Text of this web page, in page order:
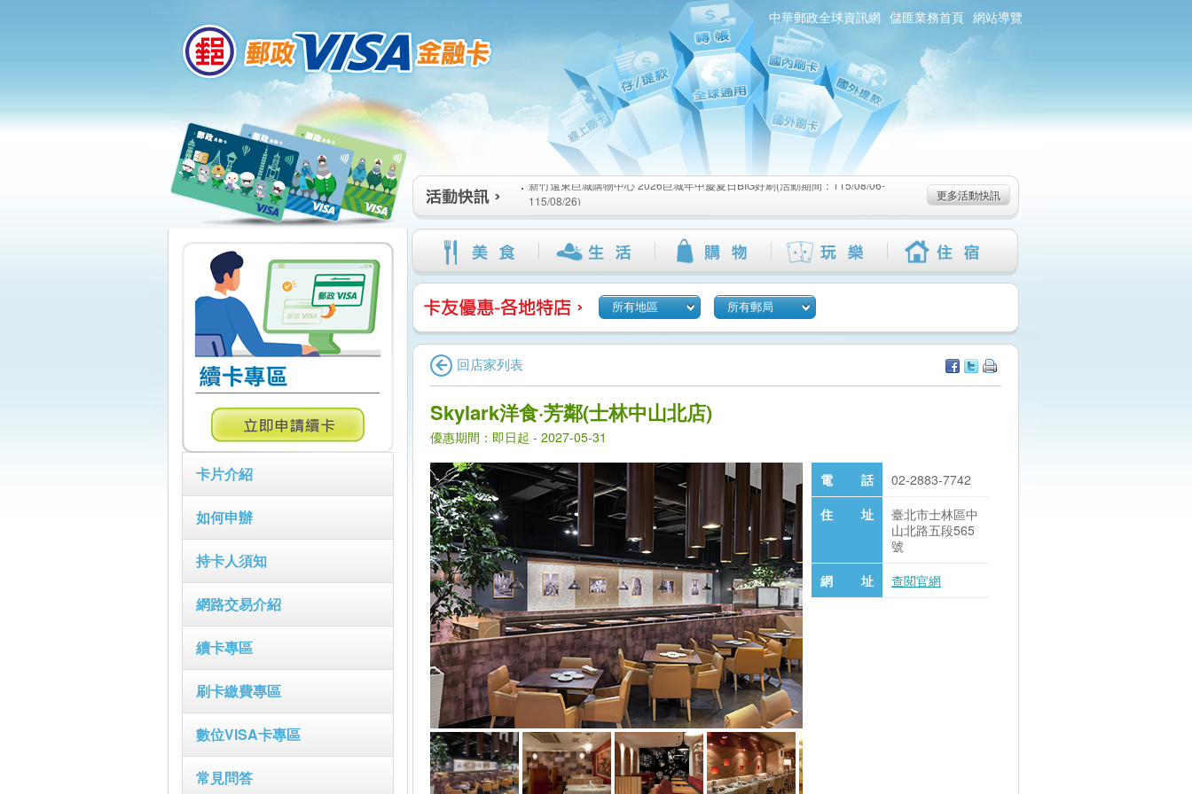
中華郵政全球資訊網 儲匯業務首頁 網站導覽
:::
卡片介紹
如何申辦
持卡人須知
網路交易介紹
續卡專區
刷卡繳費專區
數位VISA卡專區
常見問答
:::
新竹遠東巨城購物中心 2026巨城年中慶夏日BIG好刷(活動期間：115/08/06-
115/08/26)
臺北三創生活 有點東西第2波 刷卡郵好禮(活動期間：115/08/06-115/09/02)
桃園大江國際購物中心 好饗去大江檔期(活動期間：115/08/01-115/08/19)
新竹遠東巨城購物中心 2026巨城年中慶夏日BIG好刷(活動期間：115/08/06-
115/08/26)
臺北三創生活 有點東西第2波 刷卡郵好禮(活動期間：115/08/06-115/09/02)
桃園大江國際購物中心 好饗去大江檔期(活動期間：115/08/01-115/08/19)
更多活動快訊
所有地區 所有郵局
回店家列表
Skylark洋食·芳鄰(士林中山北店)
優惠期間：即日起 - 2027-05-31
電 話
02-2883-7742
住 址
臺北市士林區中
山北路五段565
號
網 址
查閱官網